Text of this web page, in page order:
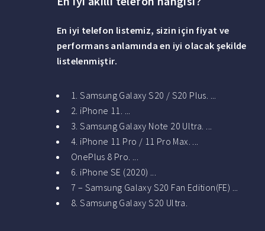
En iyi telefon listemiz, sizin için fiyat ve
performans anlamındaen iyi olacak şekilde
listelenmiştir.
1. Samsung Galaxy S20 / S20 Plus. ...
2. iPhone 11. ...
3. Samsung Galaxy Note 20 Ultra. ...
4. iPhone 11 Pro / 11 Pro Max. ...
OnePlus 8 Pro. ...
6. iPhone SE (2020) ...
7 – Samsung Galaxy S20 Fan Edition(FE) ...
8. Samsung Galaxy S20 Ultra.